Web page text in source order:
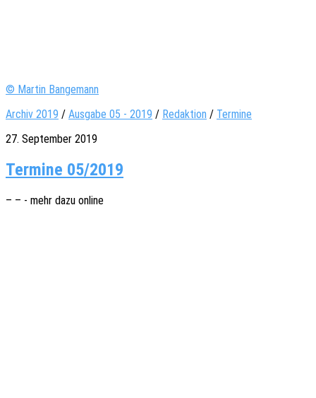
© Martin Bangemann
Archiv 2019 / Ausgabe 05 - 2019 / Redaktion / Termine
27. September 2019
Termine 05/2019
– – - mehr dazu online